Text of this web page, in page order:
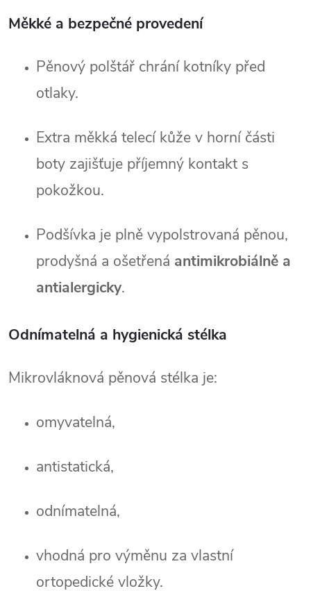
Měkké a bezpečné provedení
Pěnový polštář chrání kotníky před
otlaky.
Extra měkká telecí kůže v horní části
boty zajišťuje příjemný kontakt s
pokožkou.
Podšívka je plně vypolstrovaná pěnou,
prodyšná a ošetřená antimikrobiálně a
antialergicky.
Odnímatelná a hygienická stélka
Mikrovláknová pěnová stélka je:
omyvatelná,
antistatická,
odnímatelná,
vhodná pro výměnu za vlastní
ortopedické vložky.